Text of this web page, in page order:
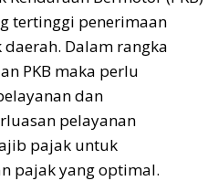
tertinggi penerimaan
Dalam rangka
PKB maka perlu
dan
pelayanan
pajak untuk
pajak yang optimal.